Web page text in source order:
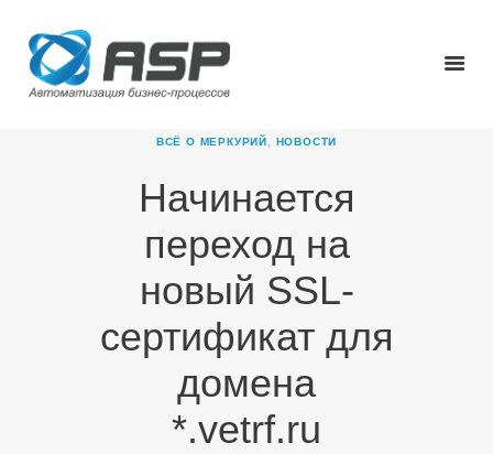
ВСЁ О МЕРКУРИЙ НОВОСТИ
Начинается
переход на
новый SSL-
сертификат для
домена
*.vetrf.ru
ГЛАВНАЯ
О КОМПАНИИ
НОВОСТИ
КАРЬЕРА
ПАРТНЕРЫ
КОНТАКТЫ